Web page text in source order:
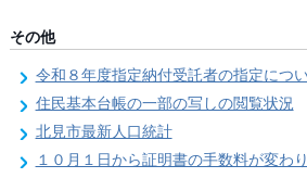
その他
令和８年度指定納付受託者の指定につ
住民基本台帳の一部の写しの閲覧状況
北見市最新人口統計
１０月１日から証明書の手数料が変わ